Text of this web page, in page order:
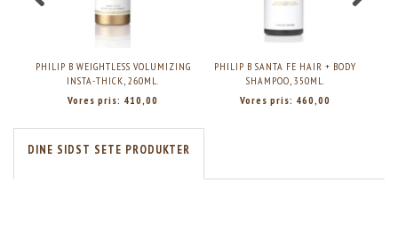
PHILIP B WEIGHTLESS VOLUMIZING
INSTA-THICK, 260ML.
Vores pris: 410,00
PHILIP B SANTA FE HAIR + BODY
SHAMPOO, 350ML.
Vores pris: 460,00
DINE SIDST SETE PRODUKTER